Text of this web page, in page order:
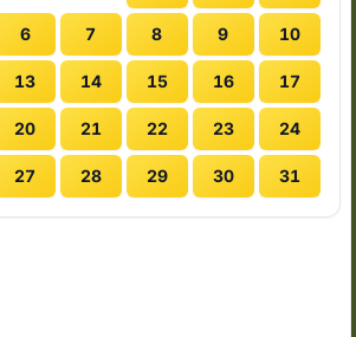
6 7 8 9 10
13 14 15 16 17
20 21 22 23 24
27 28 29 30 31